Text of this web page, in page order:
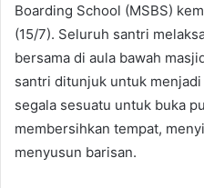
a
n
e
m
a
i
l
Boarding School (MSBS)
(15/7). Seluruh santri
bersama di aula bawah
santri ditunjuk untuk
segala sesuatu untuk buka
membersihkan tempat,
menyusun barisan.